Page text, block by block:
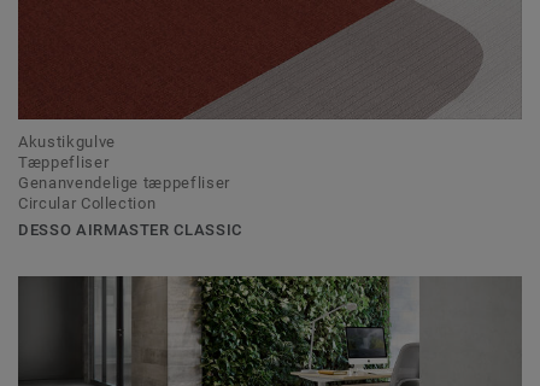
Akustikgulve
Tæppefliser
Genanvendelige tæppefliser
Circular Collection
DESSO AIRMASTER CLASSIC